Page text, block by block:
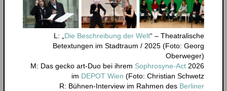
L: „ Die Beschreibung der Welt“ – Theatralische
Betextungen im Stadtraum / 2025 (Foto: Georg
Oberweger)
M: Das gecko art-Duo bei ihrem Sophrosyne-Act 2026
im DEPOT Wien (Foto: Christian Schwetz
R: Bühnen-Interview im Rahmen des Berliner